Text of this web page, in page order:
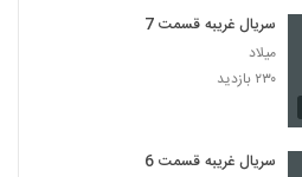
سریال غریبه قسمت 7
میلاد
۲۳۰ بازدید
سریال غریبه قسمت 6